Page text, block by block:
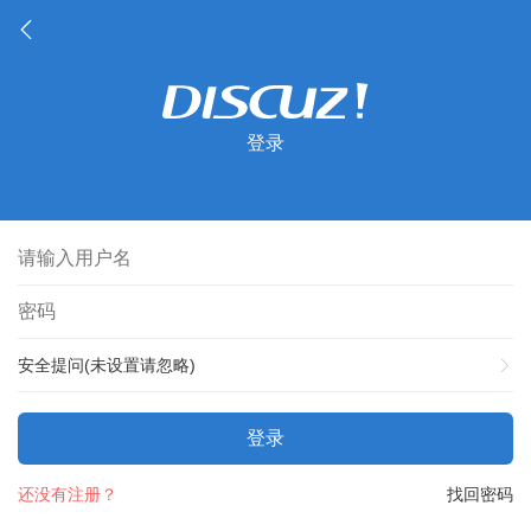
登录
安全提问(未设置请忽略)
登录
找回密码
还没有注册？